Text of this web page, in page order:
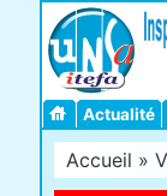
Actualité
Accueil »